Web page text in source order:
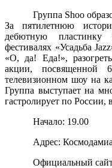
Группа Shoo
За пятилетнюю
дебютную пластинку
фестивалях «УсадьбаJazz
«О, да! Еда!»,
акции, посвященной
телевизионном шоу на
Группа выступает на
гастролирует по
Начало: 19.00
Адрес:
Официальный